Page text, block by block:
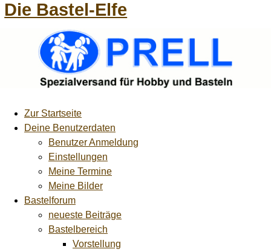
Die Bastel-Elfe
Zur Startseite
Deine Benutzerdaten
Benutzer Anmeldung
Einstellungen
Meine Termine
Meine Bilder
Bastelforum
neueste Beiträge
Bastelbereich
Vorstellung